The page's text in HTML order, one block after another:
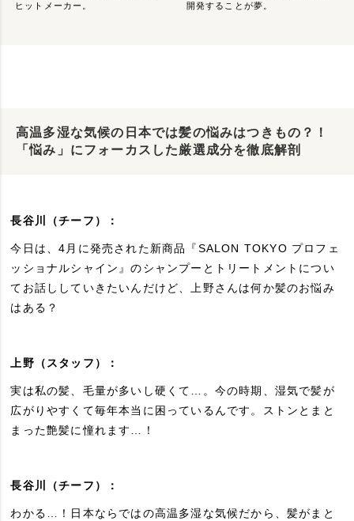
ヒットメーカー。
開発することが夢。
高温多湿な気候の日本では髪の悩みはつきもの？！
「悩み」にフォーカスした厳選成分を徹底解剖
長谷川（チーフ）：
今日は、4月に発売された新商品『SALON TOKYO プロフェ
ッショナルシャイン』のシャンプーとトリートメントについ
てお話ししていきたいんだけど、上野さんは何か髪のお悩み
はある？
上野（スタッフ）：
実は私の髪、毛量が多いし硬くて…。今の時期、湿気で髪が
広がりやすくて毎年本当に困っているんです。ストンとまと
まった艶髪に憧れます…！
長谷川（チーフ）：
わかる…！日本ならではの高温多湿な気候だから、髪がまと